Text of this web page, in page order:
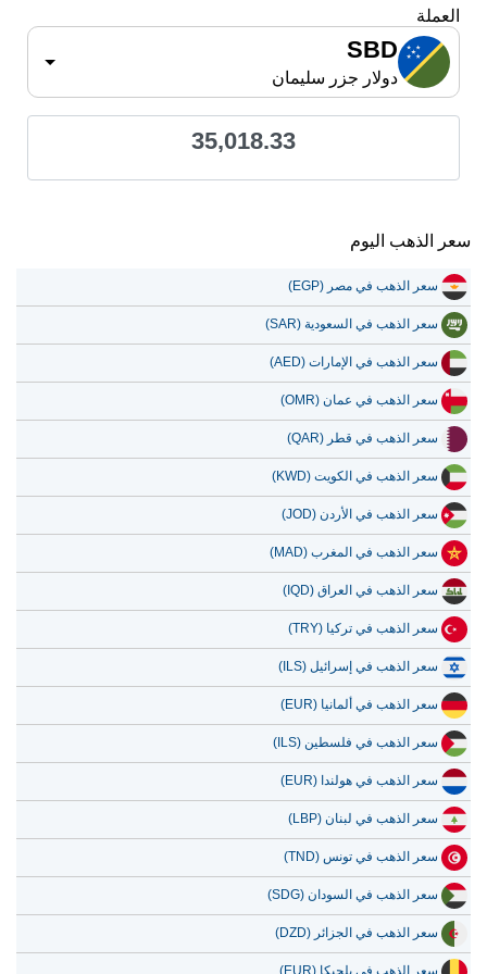
العملة
SBD
دولار جزر سليمان
35,018.33
سعر الذهب اليوم
سعر الذهب في مصر (EGP)
سعر الذهب في السعودية (SAR)
سعر الذهب في الإمارات (AED)
سعر الذهب في عمان (OMR)
سعر الذهب في قطر (QAR)
سعر الذهب في الكويت (KWD)
سعر الذهب في الأردن (JOD)
سعر الذهب في المغرب (MAD)
سعر الذهب في العراق (IQD)
سعر الذهب في تركيا (TRY)
سعر الذهب في إسرائيل (ILS)
سعر الذهب في ألمانيا (EUR)
سعر الذهب في فلسطين (ILS)
سعر الذهب في هولندا (EUR)
سعر الذهب في لبنان (LBP)
سعر الذهب في تونس (TND)
سعر الذهب في السودان (SDG)
سعر الذهب في الجزائر (DZD)